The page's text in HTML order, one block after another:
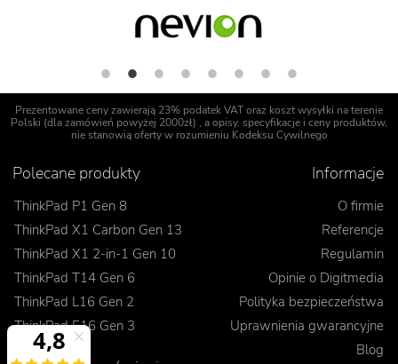
Prezentowane ceny zawierają 23% podatek VAT oraz koszt wysyłki na terenie
Polski (dla zamówień powyżej 2000zł) , a opisy, specyfikacje i ceny produktów,
nie stanowią oferty w rozumieniu Kodeksu Cywilnego
Polecane produkty
ThinkPad P1 Gen 8
ThinkPad X1 Carbon Gen 13
ThinkPad X1 2-in-1 Gen 10
ThinkPad T14 Gen 6
ThinkPad L16 Gen 2
ThinkPad E16 Gen 3
Informacje
O firmie
Referencje
Regulamin
Opinie o Digitmedia
Polityka bezpieczeństwa
Uprawnienia gwarancyjne
Blog